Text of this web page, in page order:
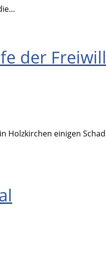
der
Holzkirchen einigen